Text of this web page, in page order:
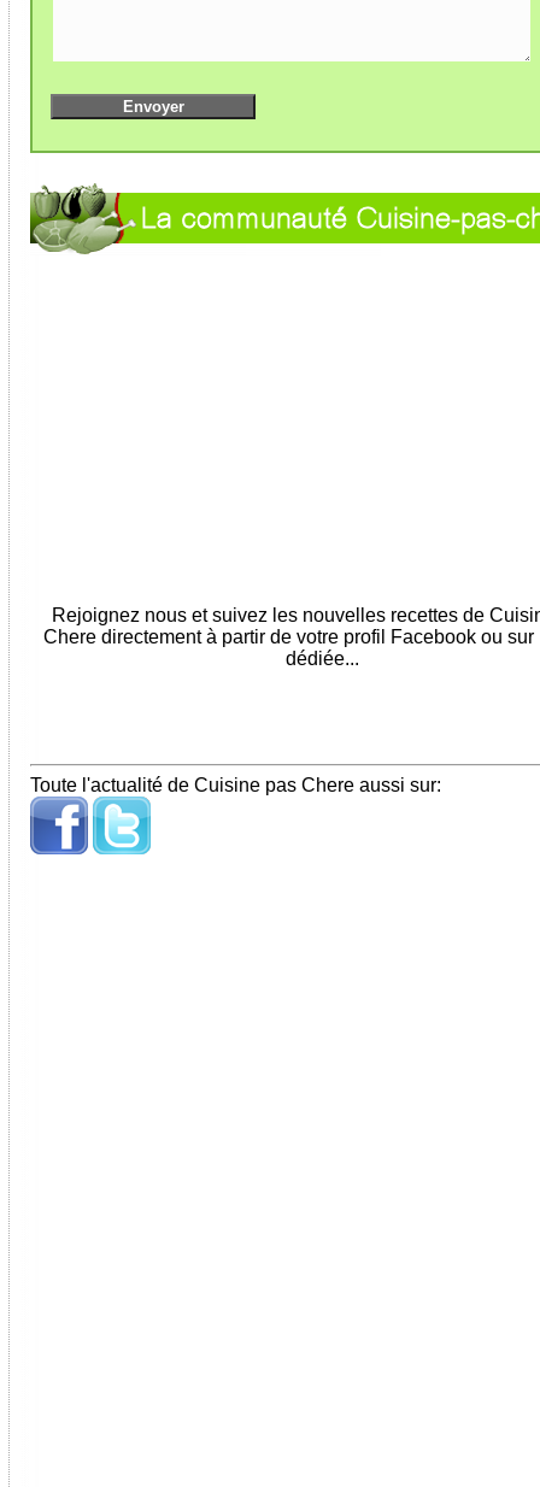
Rejoignez nous et suivez les nouvelles recettes de
Chere directement à partir de votre profil Facebook ou sur
dédiée...
Toute l'actualité de Cuisine pas Chere aussi sur: